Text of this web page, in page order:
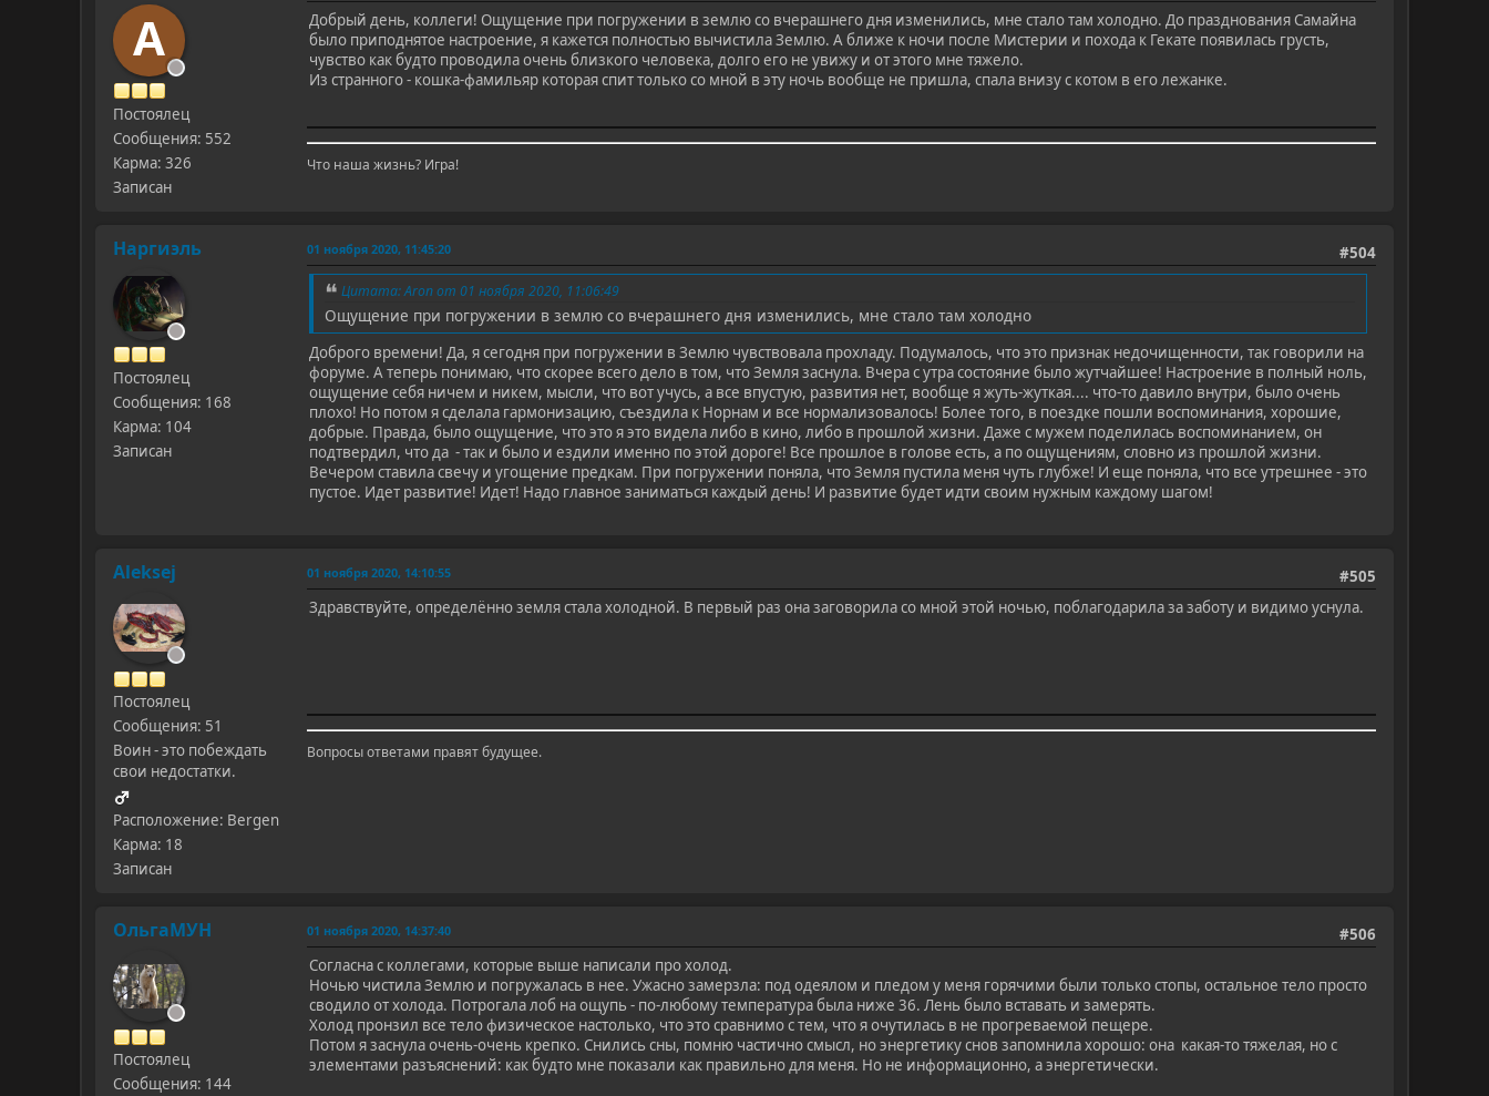
A
Постоялец
Сообщения: 552
Карма: 326
Записан
Добрый день, коллеги! Ощущение при погружении в землю со вчерашнего дня изменились, мне стало там холодно. До празднования Самайна
было приподнятое настроение, я кажется полностью вычистила Землю. А ближе к ночи после Мистерии и похода к Гекате появилась грусть,
чувство как будто проводила очень близкого человека, долго его не увижу и от этого мне тяжело.
Из странного - кошка-фамильяр которая спит только со мной в эту ночь вообще не пришла, спала внизу с котом в его лежанке.
Что наша жизнь? Игра!
Наргиэль
Постоялец
Сообщения: 168
Карма: 104
Записан
#504
01 ноября 2020, 11:45:20
Цитата: Aron от 01 ноября 2020, 11:06:49
Ощущение при погружении в землю со вчерашнего дня изменились, мне стало там холодно
Доброго времени! Да, я сегодня при погружении в Землю чувствовала прохладу. Подумалось, что это признак недочищенности, так говорили на
форуме. А теперь понимаю, что скорее всего дело в том, что Земля заснула. Вчера с утра состояние было жутчайшее! Настроение в полный ноль,
ощущение себя ничем и никем, мысли, что вот учусь, а все впустую, развития нет, вообще я жуть-жуткая.... что-то давило внутри, было очень
плохо! Но потом я сделала гармонизацию, съездила к Норнам и все нормализовалось! Более того, в поездке пошли воспоминания, хорошие,
добрые. Правда, было ощущение, что это я это видела либо в кино, либо в прошлой жизни. Даже с мужем поделилась воспоминанием, он
подтвердил, что да - так и было и ездили именно по этой дороге! Все прошлое в голове есть, а по ощущениям, словно из прошлой жизни.
Вечером ставила свечу и угощение предкам. При погружении поняла, что Земля пустила меня чуть глубже! И еще поняла, что все утрешнее - это
пустое. Идет развитие! Идет! Надо главное заниматься каждый день! И развитие будет идти своим нужным каждому шагом!
Aleksej
Постоялец
Сообщения: 51
Воин - это побеждать
свои недостатки.
Расположение: Bergen
Карма: 18
Записан
#505
01 ноября 2020, 14:10:55
Здравствуйте, определённо земля стала холодной. В первый раз она заговорила со мной этой ночью, поблагодарила за заботу и видимо уснула.
Вопросы ответами правят будущее.
ОльгаМУН
Постоялец
Сообщения: 144
#506
01 ноября 2020, 14:37:40
Согласна с коллегами, которые выше написали про холод.
Ночью чистила Землю и погружалась в нее. Ужасно замерзла: под одеялом и пледом у меня горячими были только стопы, остальное тело просто
сводило от холода. Потрогала лоб на ощупь - по-любому температура была ниже 36. Лень было вставать и замерять.
Холод пронзил все тело физическое настолько, что это сравнимо с тем, что я очутилась в не прогреваемой пещере.
Потом я заснула очень-очень крепко. Снились сны, помню частично смысл, но энергетику снов запомнила хорошо: она какая-то тяжелая, но с
элементами разъяснений: как будто мне показали как правильно для меня. Но не информационно, а энергетически.